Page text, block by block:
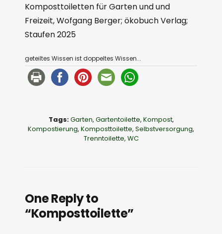
Komposttoiletten für Garten und und
Freizeit, Wofgang Berger; ökobuch Verlag;
Staufen 2025
geteiltes Wissen ist doppeltes Wissen...
Tags:Garten, Gartentoilette, Kompost,
Kompostierung, Komposttoilette, Selbstversorgung,
Trenntoilette, WC
One Reply to
“Komposttoilette”